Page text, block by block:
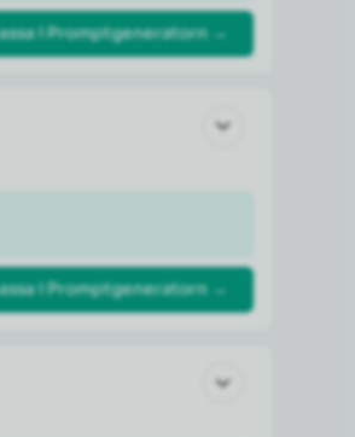
i Promptgeneratorn →
i Promptgeneratorn →